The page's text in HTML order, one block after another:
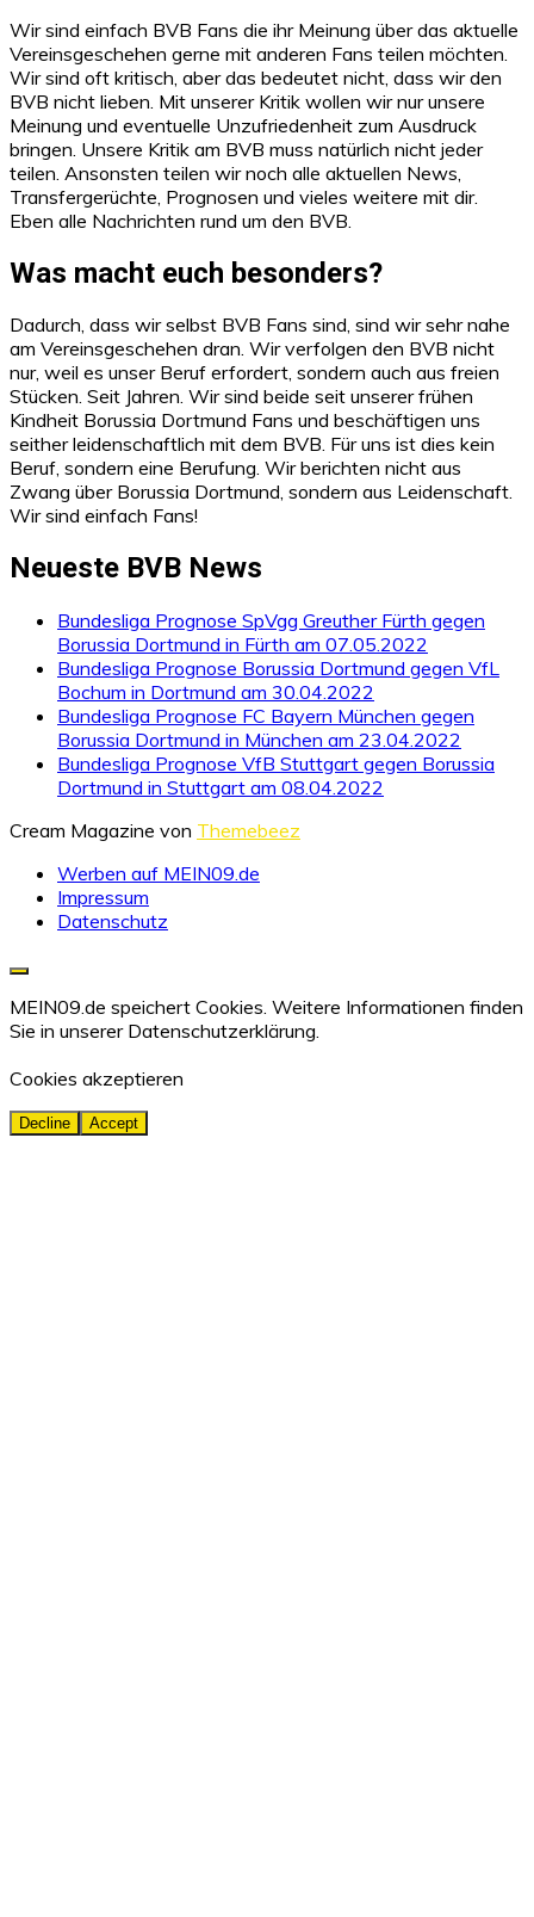
Wir sind einfach BVB Fans die ihr Meinung über das aktuelle
Vereinsgeschehen gerne mit anderen Fans teilen möchten.
Wir sind oft kritisch, aber das bedeutet nicht, dass wir den
BVB nicht lieben. Mit unserer Kritik wollen wir nur unsere
Meinung und eventuelle Unzufriedenheit zum Ausdruck
bringen. Unsere Kritik am BVB muss natürlich nicht jeder
teilen. Ansonsten teilen wir noch alle aktuellen News,
Transfergerüchte, Prognosen und vieles weitere mit dir.
Eben alle Nachrichten rund um den BVB.
Was macht euch besonders?
Dadurch, dass wir selbst BVB Fans sind, sind wir sehr nahe
am Vereinsgeschehen dran. Wir verfolgen den BVB nicht
nur, weil es unser Beruf erfordert, sondern auch aus freien
Stücken. Seit Jahren. Wir sind beide seit unserer frühen
Kindheit Borussia Dortmund Fans und beschäftigen uns
seither leidenschaftlich mit dem BVB. Für uns ist dies kein
Beruf, sondern eine Berufung. Wir berichten nicht aus
Zwang über Borussia Dortmund, sondern aus Leidenschaft.
Wir sind einfach Fans!
Neueste BVB News
Bundesliga Prognose SpVgg Greuther Fürth gegen
Borussia Dortmund in Fürth am 07.05.2022
Bundesliga Prognose Borussia Dortmund gegen VfL
Bochum in Dortmund am 30.04.2022
Bundesliga Prognose FC Bayern München gegen
Borussia Dortmund in München am 23.04.2022
Bundesliga Prognose VfB Stuttgart gegen Borussia
Dortmund in Stuttgart am 08.04.2022
Cream Magazine von Themebeez
Werben auf MEIN09.de
Impressum
Datenschutz
MEIN09.de speichert Cookies. Weitere Informationen finden
Sie in unserer Datenschutzerklärung.
Cookies akzeptieren
Decline Accept